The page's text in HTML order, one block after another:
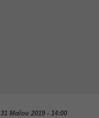
31 Μαΐου 2019 - 14:00